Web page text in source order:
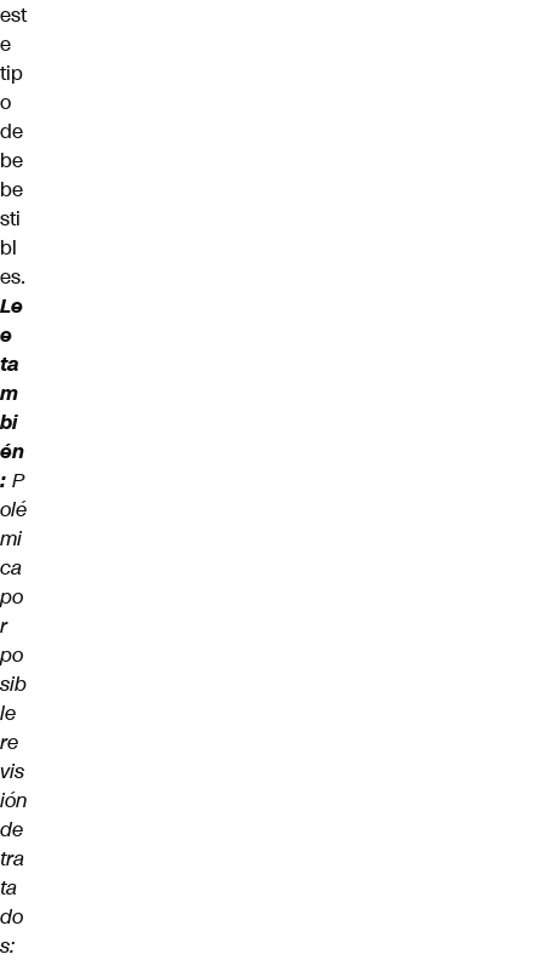
est
e
tip
o
de
be
be
sti
bl
es.
Le
e
ta
m
bi
én
: P
olé
mi
ca
po
r
po
sib
le
re
vis
ión
de
tra
ta
do
s: